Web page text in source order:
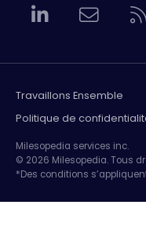
Travaillons Ensemble
Politique de
Milesopedia services inc.
© 2026 Milesopedia. Tous
*Des conditions